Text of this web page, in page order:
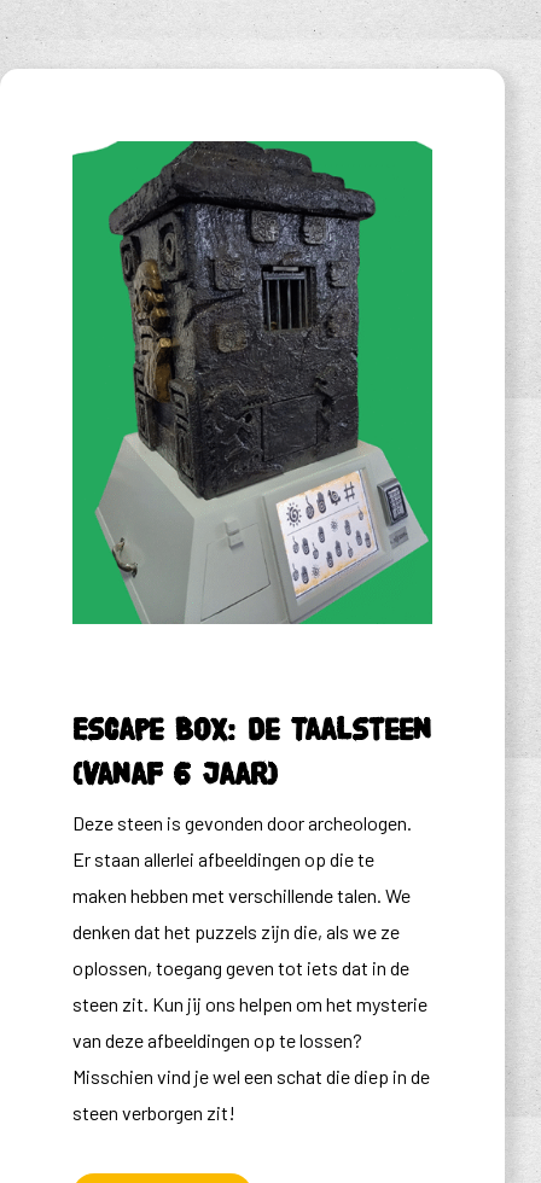
Escape Box: De Taalsteen
(vanaf 6 jaar)
Deze steen is gevonden door archeologen.
Er staan allerlei afbeeldingen op die te
maken hebben met verschillende talen. We
denken dat het puzzels zijn die, als we ze
oplossen, toegang geven tot iets dat in de
steen zit. Kun jij ons helpen om het mysterie
van deze afbeeldingen op te lossen?
Misschien vind je wel een schat die diep in de
steen verborgen zit!